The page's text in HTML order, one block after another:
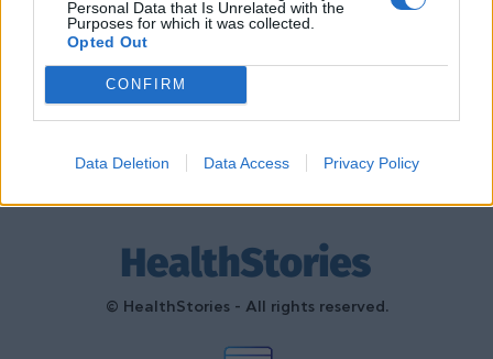
Personal Data that Is Unrelated with the
Purposes for which it was collected.
Opted Out
CONFIRM
Data Deletion Data Access Privacy Policy
τη συνεργασία δημοσίου και
ιδιωτικού τομέα
© HealthStories - All rights reserved.